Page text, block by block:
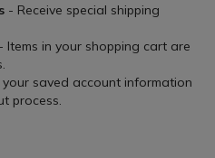
- Receive special shipping
- Items in your shopping cart are
your saved account information
process.